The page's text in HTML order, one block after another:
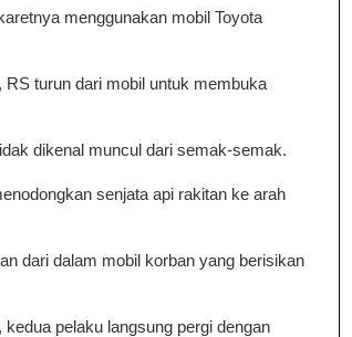
menggunakan mobil Toyota
turun dari mobil untuk membuka
dikenal muncul dari semak-semak.
senjata api rakitan ke arah
dari dalam mobil korban yang berisikan
pelaku langsung pergi dengan